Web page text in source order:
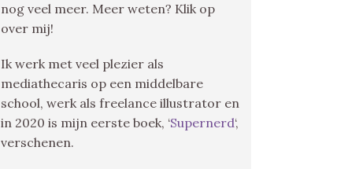
nog veel meer. Meer weten? Klik op
over mij!
Ik werk met veel plezier als
mediathecaris op een middelbare
school, werk als freelance illustrator en
in 2020 is mijn eerste boek, ‘Supernerd‘,
verschenen.